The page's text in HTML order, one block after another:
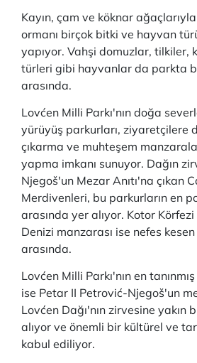
Kayın, çam ve köknar
ormanı birçok bitki ve hayvan
yapıyor. Vahşi domuzlar, tilkiler,
türleri gibi hayvanlar da parkta
arasında.
Lovćen Milli Parkı'nın doğa
yürüyüş parkurları, ziyaretçilere
çıkarma ve muhteşem
yapma imkanı sunuyor. Dağın
Njegoš'un Mezar Anıtı'na çıkan
Merdivenleri, bu parkurların en
arasında yer alıyor. Kotor
Denizi manzarası ise nefes
arasında.
Lovćen Milli Parkı'nın en
ise Petar II Petrović-Njegoš'un
Lovćen Dağı'nın zirvesine yakın
alıyor ve önemli bir kültürel ve
kabul ediliyor.